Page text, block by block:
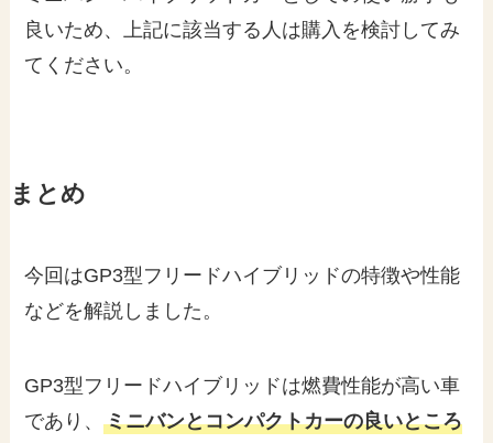
良いため、上記に該当する人は購入を検討してみ
てください。
まとめ
今回はGP3型フリードハイブリッドの特徴や性能
などを解説しました。
GP3型フリードハイブリッドは燃費性能が高い車
であり、ミニバンとコンパクトカーの良いところ